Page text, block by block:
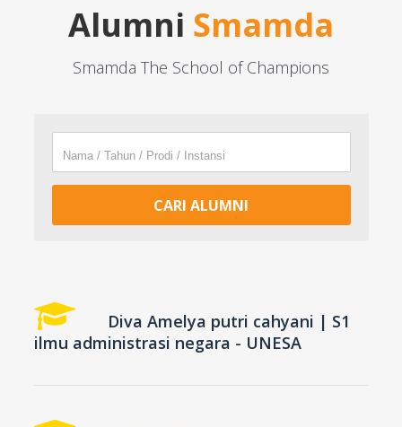
Alumni Smamda
Smamda The School of Champions
Nama / Tahun / Prodi / Instansi
Diva Amelya putri cahyani | S1
ilmu administrasi negara - UNESA